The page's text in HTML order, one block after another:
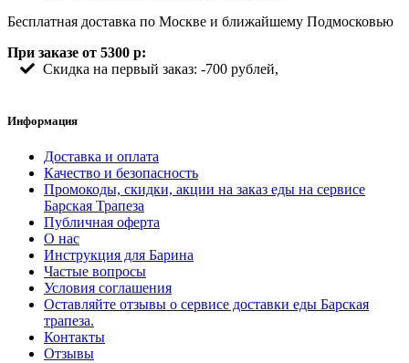
Бесплатная доставка по Москве и ближайшему Подмосковью
При заказе от 5300 р:
Скидка на первый заказ: -700 рублей,
Информация
Доставка и оплата
Качество и безопасность
Промокоды, скидки, акции на заказ еды на сервисе
Барская Трапеза
Публичная оферта
О нас
Инструкция для Барина
Частые вопросы
Условия соглашения
Оставляйте отзывы о сервисе доставки еды Барская
трапеза.
Контакты
Отзывы